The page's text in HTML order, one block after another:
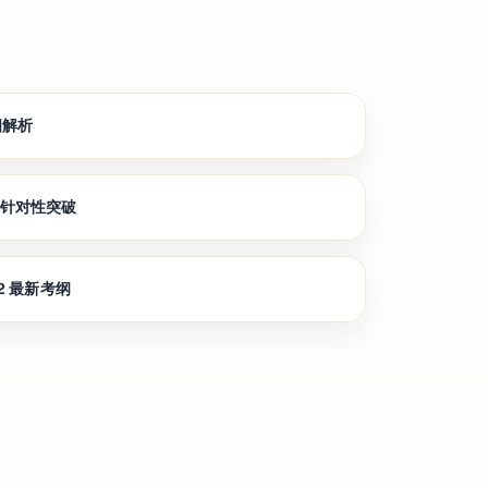
析
对性突破
最新考纲